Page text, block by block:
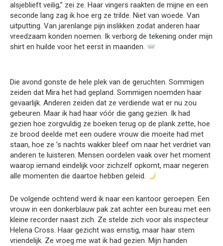
alsjeblieft veilig,” zei ze. Haar vingers raakten de mijne en een
seconde lang zag ik hoe erg ze trilde. Niet van woede. Van
uitputting. Van jarenlange pijn inslikken zodat anderen haar
vreedzaam konden noemen. Ik verborg de tekening onder mijn
shirt en huilde voor het eerst in maanden.
Die avond gonste de hele plek van de geruchten. Sommigen
zeiden dat Mira het had gepland. Sommigen noemden haar
gevaarlijk. Anderen zeiden dat ze verdiende wat er nu zou
gebeuren. Maar ik had haar vóór die gang gezien. Ik had
gezien hoe zorgvuldig ze boeken terug op de plank zette, hoe
ze brood deelde met een oudere vrouw die moeite had met
staan, hoe ze ’s nachts wakker bleef om naar het verdriet van
anderen te luisteren. Mensen oordelen vaak over het moment
waarop iemand eindelijk voor zichzelf opkomt, maar negeren
alle momenten die daartoe hebben geleid.
De volgende ochtend werd ik naar een kantoor geroepen. Een
vrouw in een donkerblauw pak zat achter een bureau met een
kleine recorder naast zich. Ze stelde zich voor als inspecteur
Helena Cross. Haar gezicht was ernstig, maar haar stem
vriendelijk. Ze vroeg me wat ik had gezien. Mijn handen